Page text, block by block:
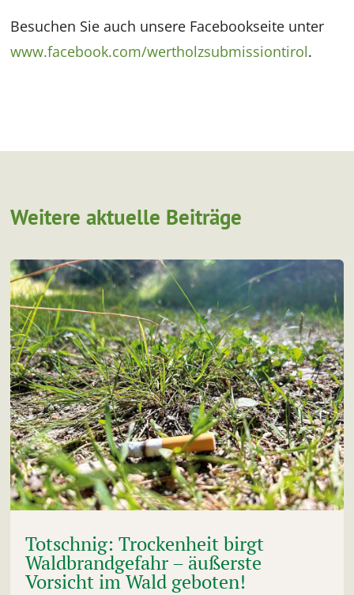
Besuchen Sie auch unsere Facebookseite unter
www.facebook.com/wertholzsubmissiontirol.
Weitere aktuelle Beiträge
Totschnig: Trockenheit birgt
Waldbrandgefahr – äußerste
Vorsicht im Wald geboten!